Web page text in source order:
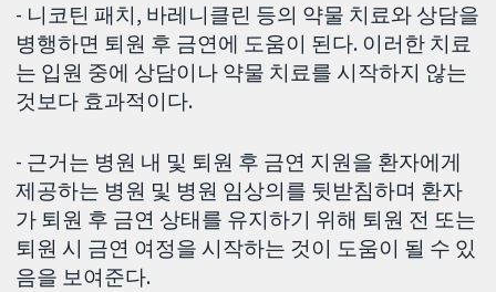
- 니코틴 패치, 바레니클린 등의 약물 치료와 상담을
병행하면 퇴원 후 금연에 도움이 된다. 이러한 치료
는 입원 중에 상담이나 약물 치료를 시작하지 않는
것보다 효과적이다.
- 근거는 병원 내 및 퇴원 후 금연 지원을 환자에게
제공하는 병원 및 병원 임상의를 뒷받침하며 환자
가 퇴원 후 금연 상태를 유지하기 위해 퇴원 전 또는
퇴원 시 금연 여정을 시작하는 것이 도움이 될 수 있
음을 보여준다.